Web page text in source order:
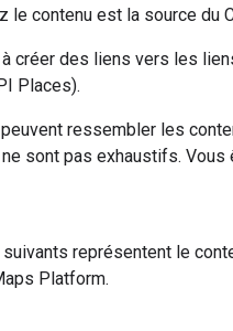
le contenu est la source du
à créer des liens vers les
Places).
ressembler les
sont pas exhaustifs.
représentent le
Platform.